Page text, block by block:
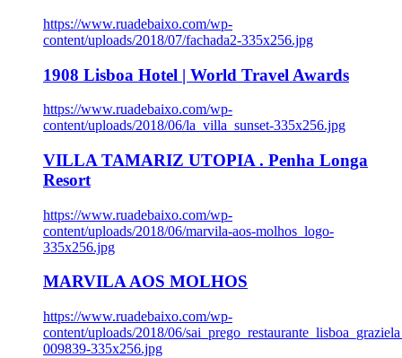
https://www.ruadebaixo.com/wp-
content/uploads/2018/07/fachada2-335x256.jpg
1908 Lisboa Hotel | World Travel Awards
https://www.ruadebaixo.com/wp-
content/uploads/2018/06/la_villa_sunset-335x256.jpg
VILLA TAMARIZ UTOPIA . Penha Longa
Resort
https://www.ruadebaixo.com/wp-
content/uploads/2018/06/marvila-aos-molhos_logo-
335x256.jpg
MARVILA AOS MOLHOS
https://www.ruadebaixo.com/wp-
content/uploads/2018/06/
009839-335x256.jpg